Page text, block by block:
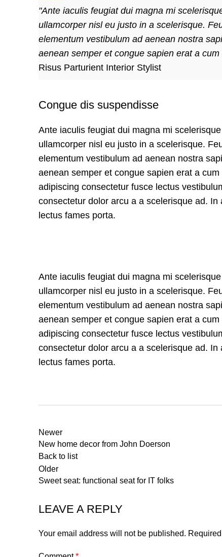
"Ante iaculis feugiat dui magna mi
ullamcorper nisl eu justo in a scelerisque.
elementum vestibulum ad aenean nostra
aenean semper et congue sapien erat a
Risus Parturient Interior Stylist
Congue dis suspendisse
Ante iaculis feugiat dui magna mi
ullamcorper nisl eu justo in a scelerisque.
elementum vestibulum ad aenean nostra
aenean semper et congue sapien erat a
adipiscing consectetur fusce lectus
consectetur dolor arcu a a scelerisque ad.
lectus fames porta.
Ante iaculis feugiat dui magna mi
ullamcorper nisl eu justo in a scelerisque.
elementum vestibulum ad aenean nostra
aenean semper et congue sapien erat a
adipiscing consectetur fusce lectus
consectetur dolor arcu a a scelerisque ad.
lectus fames porta.
Newer
New home decor from John Doerson
Back to list
Older
Sweet seat: functional seat for IT folks
LEAVE A REPLY
Your email address will not be published.